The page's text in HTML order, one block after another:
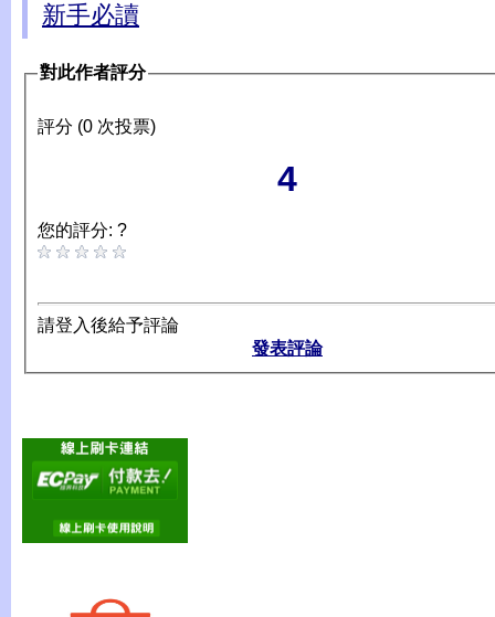
新手必讀
對此作者評分
評分 (0 次投票)
4
您的評分: ?
請登入後給予評論
發表評論